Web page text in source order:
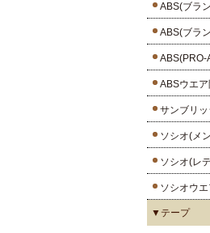
ABS(ブラ
ABS(ブラ
ABS(PRO-
ABSウエア
サンブリッ
ソシオ(メ
ソシオ(レ
ソシオウエ
▼テープ